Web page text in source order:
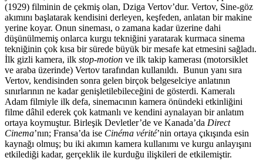
(1929) filminin de çekmiş olan, Dziga Vertov’dur. Vertov, Sine-göz
akımını başlatarak kendisini derleyen, keşfeden, anlatan bir makine
yerine koyar. Onun sineması, o zamana kadar üzerine dahi
düşünülmemiş onlarca kurgu tekniğini yaratarak kurmaca sinema
tekniğinin çok kısa bir sürede büyük bir mesafe kat etmesini sağladı.
İlk gizli kamera, ilk stop-motion ve ilk takip kamerası (motorsiklet
ve araba üzerinde) Vertov tarafından kullanıldı. Bunun yanı sıra
Vertov, kendisinden sonra gelen birçok belgeselciye anlatının
sınırlarının ne kadar genişletilebileceğini de gösterdi. Kameralı
Adam filmiyle ilk defa, sinemacının kamera önündeki etkinliğini
filme dâhil ederek çok katmanlı ve kendini aynalayan bir anlatım
ortaya koymuştur. Birleşik Devletler’de ve Kanada’da Direct
Cinema’nın; Fransa’da ise Cinéma vérité’nin ortaya çıkışında esin
kaynağı olmuş; bu iki akımın kamera kullanımı ve kurgu anlayışını
etkilediği kadar, gerçeklik ile kurduğu ilişkileri de etkilemiştir.